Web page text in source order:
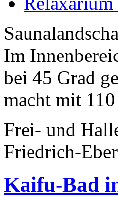
Im
bei 45 Grad
macht mit
Frei- und
Friedrich-
Kaifu-Bad